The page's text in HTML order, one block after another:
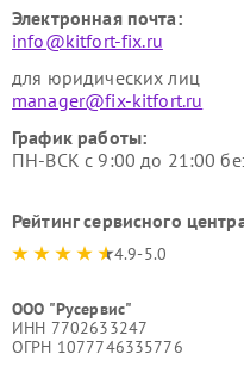
Электронная почта:
info@kitfort-fix.ru
для юридических лиц
manager@fix-kitfort.ru
График работы:
ПН-ВСК с 9:00 до 21:00
Рейтинг сервисного
4.9-5.0
ООО "Русервис"
ИНН 7702633247
ОГРН 1077746335776